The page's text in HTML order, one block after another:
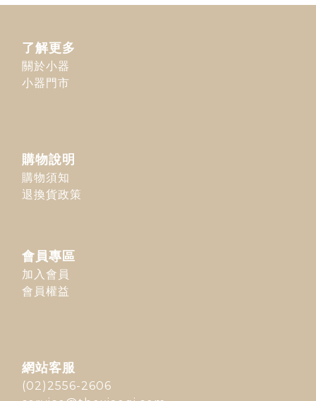
了解更多
關於小器
小器門市
購物說明
購物須知
退換貨政策
會員專區
加入會員
會員權益
網站客服
(02)2556-2606